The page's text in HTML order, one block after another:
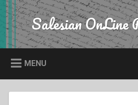
Skip
to
content
Search Salesian OnLine
MENU